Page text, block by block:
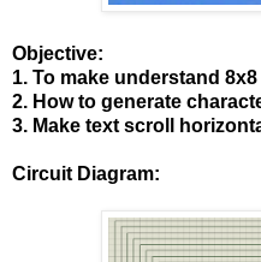
Objective:
1. To make understand
2. How to generate
3. Make text scroll
Circuit Diagram: